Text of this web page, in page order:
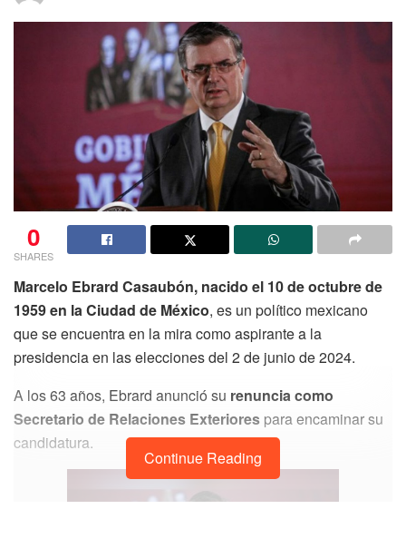
0
SHARES
Marcelo Ebrard Casaubón, nacido el 10 de octubre de
1959 en la Ciudad de México, es un político mexicano
que se encuentra en la mira como aspirante a la
presidencia en las elecciones del 2 de junio de 2024.
A los 63 años, Ebrard anunció su renuncia como
Secretario de Relaciones Exteriores para encaminar su
candidatura.
Continue Reading